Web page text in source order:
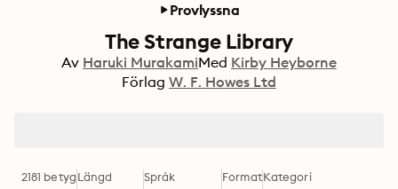
Provlyssna
The Strange Library
Av Haruki MurakamiMed Kirby Heyborne
Förlag W. F. Howes Ltd
2181 betygLängd Språk FormatKategori